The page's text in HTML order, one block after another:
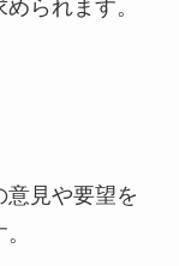
られます。
意見や要望を